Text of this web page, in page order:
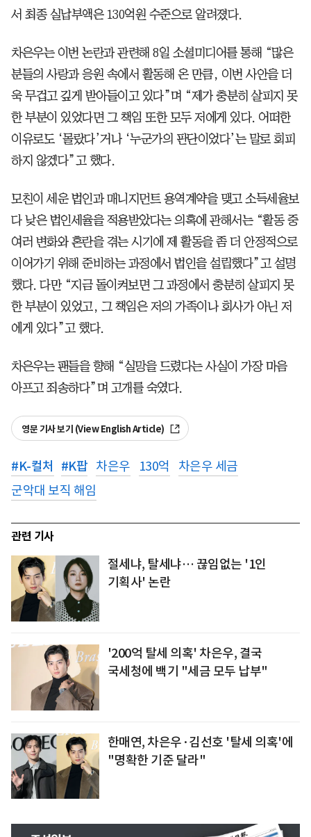
서 최종 실납부액은 130억원 수준으로 알려졌다.
차은우는 이번 논란과 관련해 8일 소셜미디어를 통해 “많은
분들의 사랑과 응원 속에서 활동해 온 만큼, 이번 사안을 더
욱 무겁고 깊게 받아들이고 있다”며 “제가 충분히 살피지 못
한 부분이 있었다면 그 책임 또한 모두 저에게 있다. 어떠한
이유로도 ‘몰랐다’거나 ‘누군가의 판단이었다’는 말로 회피
하지 않겠다”고 했다.
모친이 세운 법인과 매니지먼트 용역계약을 맺고 소득세율보
다 낮은 법인세율을 적용받았다는 의혹에 관해서는 “활동 중
여러 변화와 혼란을 겪는 시기에 제 활동을 좀 더 안정적으로
이어가기 위해 준비하는 과정에서 법인을 설립했다”고 설명
했다. 다만 “지금 돌이켜보면 그 과정에서 충분히 살피지 못
한 부분이 있었고, 그 책임은 저의 가족이나 회사가 아닌 저
에게 있다”고 했다.
차은우는 팬들을 향해 “실망을 드렸다는 사실이 가장 마음
아프고 죄송하다”며 고개를 숙였다.
영문 기사 보기 (View English Article)
#K-컬처 #K팝 차은우 130억
차은우 세금
군악대 보직 해임
관련 기사
절세냐, 탈세냐… 끊임없는 '1인
기획사' 논란
'200억 탈세 의혹' 차은우, 결국
국세청에 백기 "세금 모두 납부"
한매연, 차은우·김선호 '탈세 의혹'에
"명확한 기준 달라"